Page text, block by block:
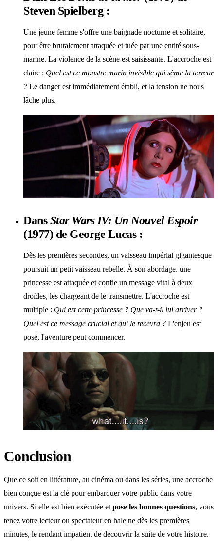
Steven Spielberg :
Une jeune femme s'offre une baignade nocturne et solitaire,
pour être brutalement attaquée et tuée par une entité sous-
marine. La violence de la scène est saisissante. L'accroche est
claire : Quel est ce monstre marin invisible qui sème la terreur
? Le danger est immédiatement établi, et la tension ne nous
lâche plus.
DansStar Wars IV: Un Nouvel Espoir
(1977) de George Lucas :
Dès les premières secondes, un vaisseau impérial gigantesque
poursuit un petit vaisseau rebelle. À son abordage, une
princesse est attaquée et confie un message vital à deux
droïdes, les chargeant de le transmettre. L'accroche est
multiple : Qui est cette princesse ? Que va-t-il lui arriver ?
Quel est ce message crucial et qui le recevra ? L'enjeu est
posé, l'aventure peut commencer.
Conclusion
Que ce soit en littérature, au cinéma ou dans les séries, une accroche
bien conçue est la clé pour embarquer votre public dans votre
univers. Si elle est bien exécutée et pose les bonnes questions, vous
tenez votre lecteur ou spectateur en haleine dès les premières
minutes, le rendant impatient de découvrir la suite de votre histoire.